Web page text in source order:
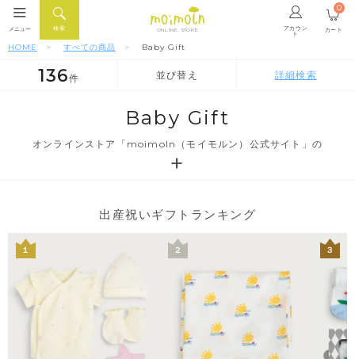
ONLINE STORE アカウン
ト
検索
メニュー カート
0
HOME すべての商品 Baby Gift
並び替え
価格が安い順
136件 詳細検索
Baby Gift
オンラインストア「moimoln（モイモルン）公式サイト」の
出産祝いギフトランキング
１ ２ ３